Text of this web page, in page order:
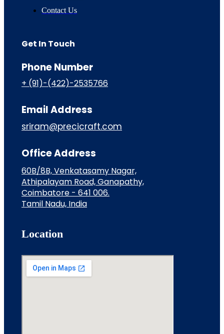
Contact Us
Get In Touch
Phone Number
+ (91)-(422)-2535766
Email Address
sriram@precicraft.com
Office Address
60B/8B, Venkatasamy Nagar,
Athipalayam Road, Ganapathy,
Coimbatore - 641 006.
Tamil Nadu, India
Location